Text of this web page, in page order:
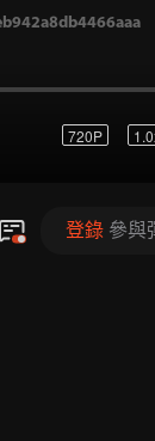
720P
登錄 參與